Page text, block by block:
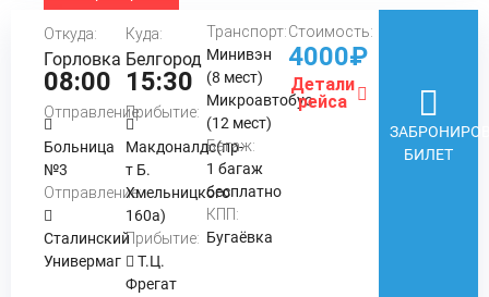
Откуда:
Горловка
08:00
Отправление:
Больница
№3
Отправление:
Сталинский
Универмаг
Куда:
Белгород
15:30
Прибытие:
Макдоналдс(пр-
т Б.
Хмельницкого
160а)
Прибытие:
Т.Ц.
Фрегат
Транспорт:
Минивэн
(8 мест)
Микроавтобус
(12 мест)
Багаж:
1 багаж
бесплатно
КПП:
Бугаёвка
Стоимость:
4000₽
Детали
рейса
БИЛЕТ